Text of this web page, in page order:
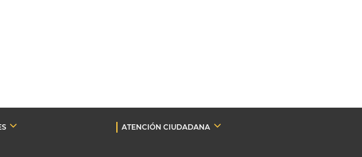
ATENCIÓN CIUDADANA